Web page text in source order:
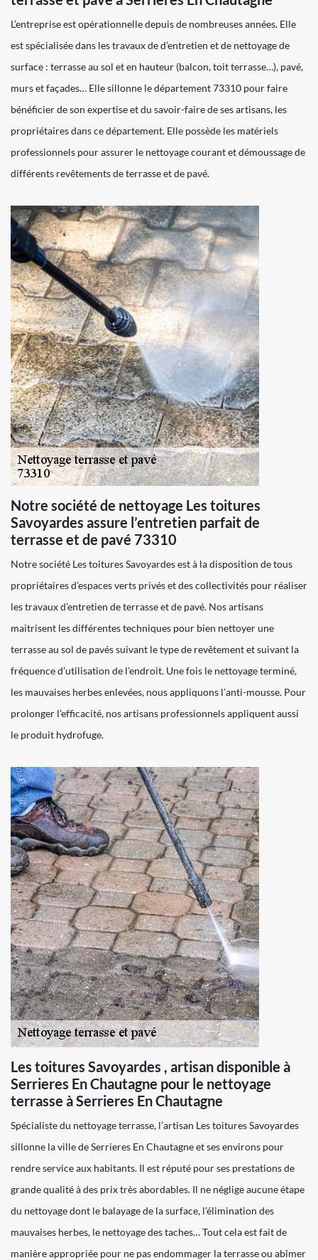
L’entreprise est opérationnelle depuis de nombreuses années. Elle
est spécialisée dans les travaux de d’entretien et de nettoyage de
surface : terrasse au sol et en hauteur (balcon, toit terrasse…), pavé,
murs et façades… Elle sillonne le département 73310 pour faire
bénéficier de son expertise et du savoir-faire de ses artisans, les
propriétaires dans ce département. Elle possède les matériels
professionnels pour assurer le nettoyage courant et démoussage de
différents revêtements de terrasse et de pavé.
Notre société de nettoyage Les toitures
Savoyardes assure l’entretien parfait de
terrasse et de pavé 73310
Notre société Les toitures Savoyardes est à la disposition de tous
propriétaires d’espaces verts privés et des collectivités pour réaliser
les travaux d’entretien de terrasse et de pavé. Nos artisans
maitrisent les différentes techniques pour bien nettoyer une
terrasse au sol de pavés suivant le type de revêtement et suivant la
fréquence d’utilisation de l’endroit. Une fois le nettoyage terminé,
les mauvaises herbes enlevées, nous appliquons l’anti-mousse. Pour
prolonger l’efficacité, nos artisans professionnels appliquent aussi
le produit hydrofuge.
Les toitures Savoyardes , artisan disponible à
Serrieres En Chautagne pour le nettoyage
terrasse à Serrieres En Chautagne
Spécialiste du nettoyage terrasse, l’artisan Les toitures Savoyardes
sillonne la ville de Serrieres En Chautagne et ses environs pour
rendre service aux habitants. Il est réputé pour ses prestations de
grande qualité à des prix très abordables. Il ne néglige aucune étape
du nettoyage dont le balayage de la surface, l’élimination des
mauvaises herbes, le nettoyage des taches… Tout cela est fait de
manière appropriée pour ne pas endommager la terrasse ou abîmer